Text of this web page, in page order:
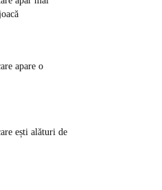
apare o
ești alături de